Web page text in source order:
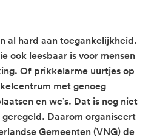
al hard aan toegankelijkheid.
ook leesbaar is voor mensen
Of prikkelarme uurtjes op
met genoeg
en wc’s. Dat is nog niet
Daarom organiseert
Gemeenten (VNG) de